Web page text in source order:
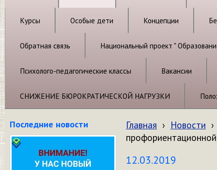
Курсы Особые дети Концепции
Обратная связь Национальный проект "
Психолого-педагогические классы Вакансии
СНИЖЕНИЕ БЮРОКРАТИЧЕСКОЙ НАГРУЗКИ
Последние новости Главная › Новости ›
12.03.2019